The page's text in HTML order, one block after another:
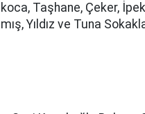
Taşhane, Çeker,
Yıldız ve Tuna